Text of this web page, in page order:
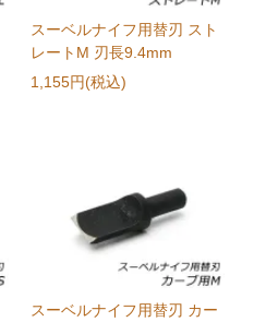
スーベルナイフ用替刃 スト
レートM 刃長9.4mm
1,155円(税込)
スーベルナイフ用替刃 カー